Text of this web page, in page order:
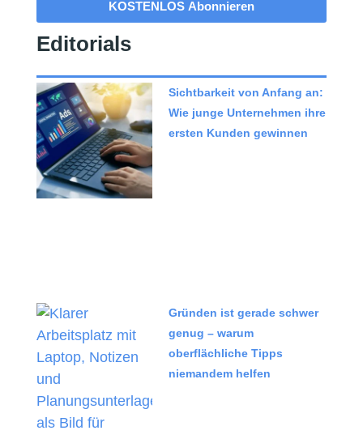
KOSTENLOS Abonnieren
Editorials
Sichtbarkeit von Anfang an:
Wie junge Unternehmen ihre
ersten Kunden gewinnen
Gründen ist gerade schwer
genug – warum
oberflächliche Tipps
niemandem helfen